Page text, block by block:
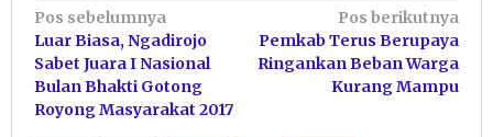
Navigasi
pos
Pos sebelumnya
Luar Biasa, Ngadirojo
Sabet Juara I Nasional
Bulan Bhakti Gotong
Royong Masyarakat 2017
Pos berikutnya
Pemkab Terus Berupaya
Ringankan Beban Warga
Kurang Mampu